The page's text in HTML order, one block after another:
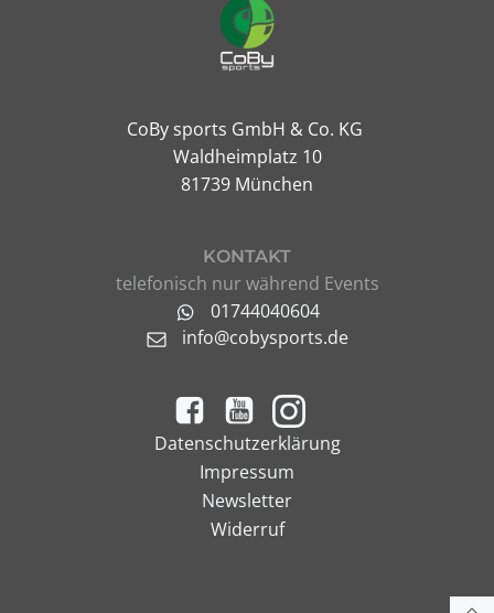
CoBy sports GmbH & Co. KG
Waldheimplatz 10
81739 München
KONTAKT
telefonisch nur während Events
01744040604
info@cobysports.de
Datenschutzerklärung
Impressum
Newsletter
Widerruf